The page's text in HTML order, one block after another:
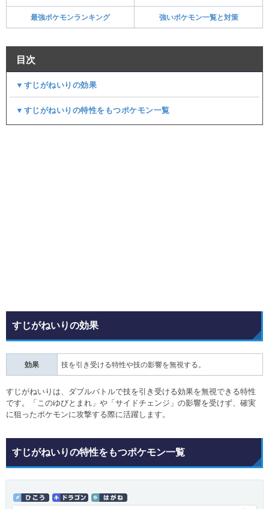
最強ポケモンランキング 強いポケモン一覧と対策
目次
▼すじがねいりの効果
▼すじがねいりの特性をもつポケモン一覧
すじがねいりの効果
効果 技を引き受ける特性や技の影響を無視する。
すじがねいりは、ダブルバトルで技を引き受ける効果を無視できる特性
です。「このゆびとまれ」や「サイドチェンジ」の影響を受けず、確実
に狙ったポケモンに攻撃する際に活躍します。
すじがねいりの特性をもつポケモン一覧